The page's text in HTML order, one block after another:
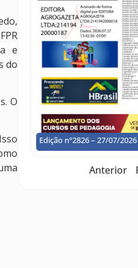
e
do
O
Edição nº2826 – 27/07/2026
Anterior